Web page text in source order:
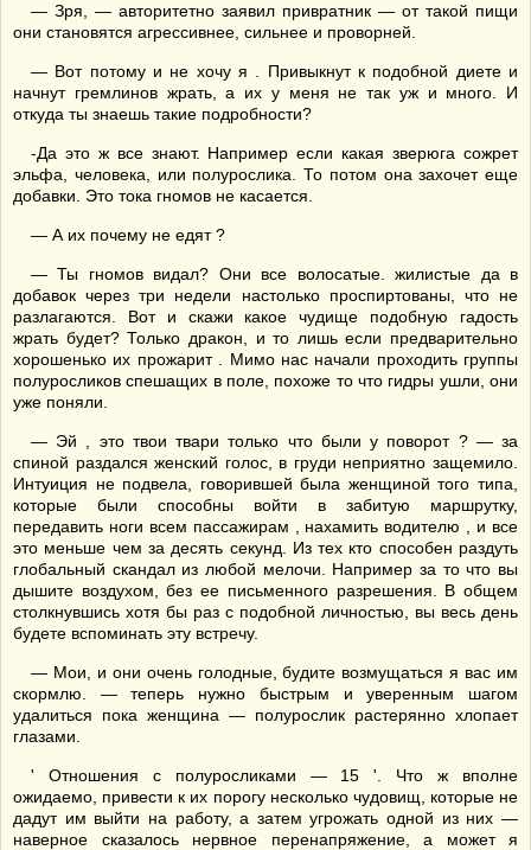
— Зря, — авторитетно заявил привратник — от такой пищи
они становятся агрессивнее, сильнее и проворней.
— Вот потому и не хочу я . Привыкнут к подобной диете и
начнут гремлинов жрать, а их у меня не так уж и много. И
откуда ты знаешь такие подробности?
-Да это ж все знают. Например если какая зверюга сожрет
эльфа, человека, или полурослика. То потом она захочет еще
добавки. Это тока гномов не касается.
— А их почему не едят ?
— Ты гномов видал? Они все волосатые. жилистые да в
добавок через три недели настолько проспиртованы, что не
разлагаются. Вот и скажи какое чудище подобную гадость
жрать будет? Только дракон, и то лишь если предварительно
хорошенько их прожарит . Мимо нас начали проходить группы
полуросликов спешащих в поле, похоже то что гидры ушли, они
уже поняли.
— Эй , это твои твари только что были у поворот ? — за
спиной раздался женский голос, в груди неприятно защемило.
Интуиция не подвела, говорившей была женщиной того типа,
которые были способны войти в забитую маршрутку,
передавить ноги всем пассажирам , нахамить водителю , и все
это меньше чем за десять секунд. Из тех кто способен раздуть
глобальный скандал из любой мелочи. Например за то что вы
дышите воздухом, без ее письменного разрешения. В общем
столкнувшись хотя бы раз с подобной личностью, вы весь день
будете вспоминать эту встречу.
— Мои, и они очень голодные, будите возмущаться я вас им
скормлю. — теперь нужно быстрым и уверенным шагом
удалиться пока женщина — полурослик растерянно хлопает
глазами.
' Отношения с полуросликами — 15 '. Что ж вполне
ожидаемо, привести к их порогу несколько чудовищ, которые не
дадут им выйти на работу, а затем угрожать одной из них —
наверное сказалось нервное перенапряжение, а может я